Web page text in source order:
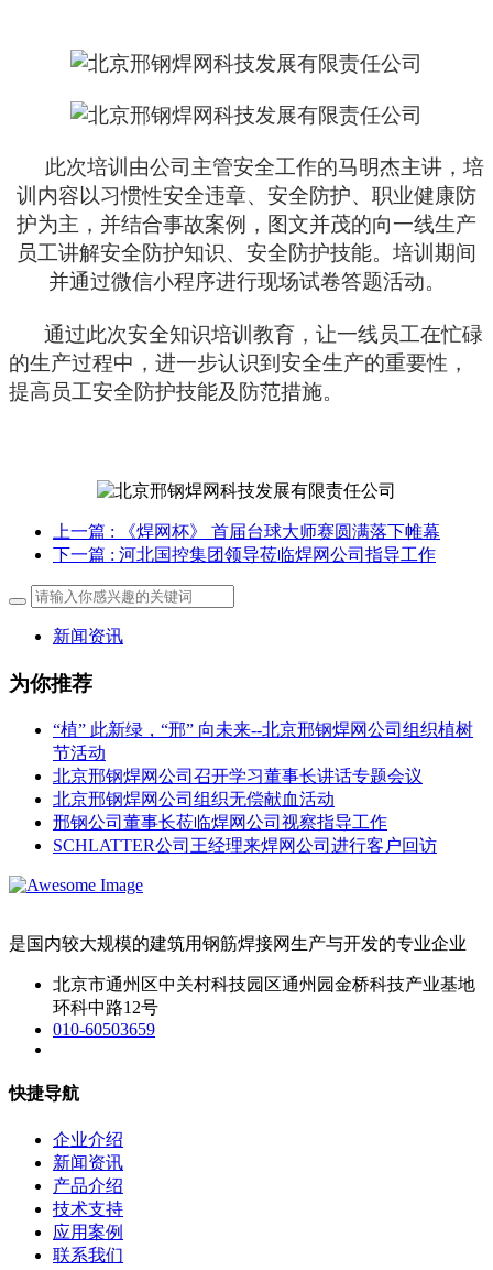
此次培训由公司主管安全工作的马明杰主讲，培
训内容以习惯性安全违章、安全防护、职业健康防
护为主，并结合事故案例，图文并茂的向一线生产
员工讲解安全防护知识、安全防护技能。培训期间
并通过微信小程序进行现场试卷答题活动。
通过此次安全知识培训教育，让一线员工在忙碌
的生产过程中，进一步认识到安全生产的重要性，
提高员工安全防护技能及防范措施。
上一篇 : 《焊网杯》 首届台球大师赛圆满落下帷幕
下一篇 : 河北国控集团领导莅临焊网公司指导工作
新闻资讯
为你推荐
“植” 此新绿，“邢” 向未来--北京邢钢焊网公司组织植树
节活动
北京邢钢焊网公司召开学习董事长讲话专题会议
北京邢钢焊网公司组织无偿献血活动
邢钢公司董事长莅临焊网公司视察指导工作
SCHLATTER公司王经理来焊网公司进行客户回访
是国内较大规模的建筑用钢筋焊接网生产与开发的专业企业
北京市通州区中关村科技园区通州园金桥科技产业基地
环科中路12号
010-60503659
快捷导航
企业介绍
新闻资讯
产品介绍
技术支持
应用案例
联系我们